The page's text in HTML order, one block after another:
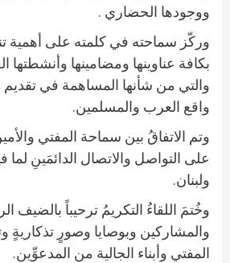
ووجودها الحضاري .
وركّز سماحته في كلمته على أهمية
بكافة عناوينها ومضامينها وأنشطتها
والتي من شأنها المساهمة في
واقع العرب والمسلمين.
وتم الاتفاقُ بين سماحة المفتي
على التواصل والاتصال الدائمَينِ لما
ولبنان.
وخُتمَ اللقاءُ التكريمُ ترحيباً بالضيف
والمشاركين وبوصايا وصورٍ
المفتي وأبناء الجالية من المدعوِّين.